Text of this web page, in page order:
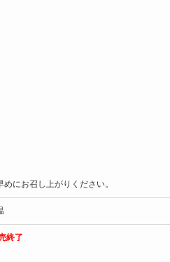
めにお召し上がりください。
終了